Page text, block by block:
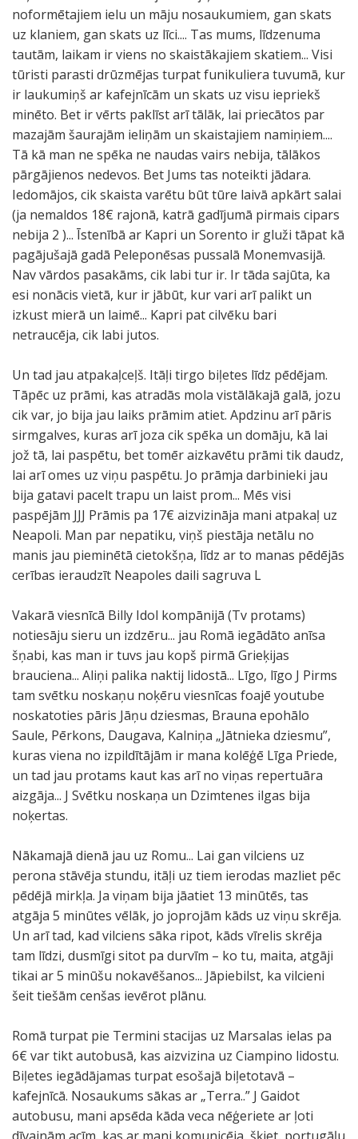
noformētajiem ielu un māju nosaukumiem, gan skats
uz klaniem, gan skats uz līci.... Tas mums, līdzenuma
tautām, laikam ir viens no skaistākajiem skatiem... Visi
tūristi parasti drūzmējas turpat funikuliera tuvumā, kur
ir laukumiņš ar kafejnīcām un skats uz visu iepriekš
minēto. Bet ir vērts paklīst arī tālāk, lai priecātos par
mazajām šaurajām ieliņām un skaistajiem namiņiem....
Tā kā man ne spēka ne naudas vairs nebija, tālākos
pārgājienos nedevos. Bet Jums tas noteikti jādara.
Iedomājos, cik skaista varētu būt tūre laivā apkārt salai
(ja nemaldos 18€ rajonā, katrā gadījumā pirmais cipars
nebija 2 )... Īstenībā ar Kapri un Sorento ir gluži tāpat kā
pagājušajā gadā Peleponēsas pussalā Monemvasijā.
Nav vārdos pasakāms, cik labi tur ir. Ir tāda sajūta, ka
esi nonācis vietā, kur ir jābūt, kur vari arī palikt un
izkust mierā un laimē... Kapri pat cilvēku bari
netraucēja, cik labi jutos.
Un tad jau atpakaļceļš. Itāļi tirgo biļetes līdz pēdējam.
Tāpēc uz prāmi, kas atradās mola vistālākajā galā, jozu
cik var, jo bija jau laiks prāmim atiet. Apdzinu arī pāris
sirmgalves, kuras arī joza cik spēka un domāju, kā lai
jož tā, lai paspētu, bet tomēr aizkavētu prāmi tik daudz,
lai arī omes uz viņu paspētu. Jo prāmja darbinieki jau
bija gatavi pacelt trapu un laist prom... Mēs visi
paspējām JJJ Prāmis pa 17€ aizvizināja mani atpakaļ uz
Neapoli. Man par nepatiku, viņš piestāja netālu no
manis jau pieminētā cietokšņa, līdz ar to manas pēdējās
cerības ieraudzīt Neapoles daili sagruva L
Vakarā viesnīcā Billy Idol kompānijā (Tv protams)
notiesāju sieru un izdzēru... jau Romā iegādāto anīsa
šņabi, kas man ir tuvs jau kopš pirmā Grieķijas
brauciena... Aliņi palika naktij lidostā... Līgo, līgo J Pirms
tam svētku noskaņu noķēru viesnīcas foajē youtube
noskatoties pāris Jāņu dziesmas, Brauna epohālo
Saule, Pērkons, Daugava, Kalniņa „Jātnieka dziesmu”,
kuras viena no izpildītājām ir mana kolēģē Līga Priede,
un tad jau protams kaut kas arī no viņas repertuāra
aizgāja... J Svētku noskaņa un Dzimtenes ilgas bija
noķertas.
Nākamajā dienā jau uz Romu... Lai gan vilciens uz
perona stāvēja stundu, itāļi uz tiem ierodas mazliet pēc
pēdējā mirkļa. Ja viņam bija jāatiet 13 minūtēs, tas
atgāja 5 minūtes vēlāk, jo joprojām kāds uz viņu skrēja.
Un arī tad, kad vilciens sāka ripot, kāds vīrelis skrēja
tam līdzi, dusmīgi sitot pa durvīm – ko tu, maita, atgāji
tikai ar 5 minūšu nokavēšanos... Jāpiebilst, ka vilcieni
šeit tiešām cenšas ievērot plānu.
Romā turpat pie Termini stacijas uz Marsalas ielas pa
6€ var tikt autobusā, kas aizvizina uz Ciampino lidostu.
Biļetes iegādājamas turpat esošajā biļetotavā –
kafejnīcā. Nosaukums sākas ar „Terra..” J Gaidot
autobusu, mani apsēda kāda veca nēģeriete ar ļoti